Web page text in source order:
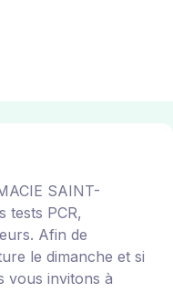
SAINT-
tests PCR,
Afin de
le dimanche et si
vous invitons à